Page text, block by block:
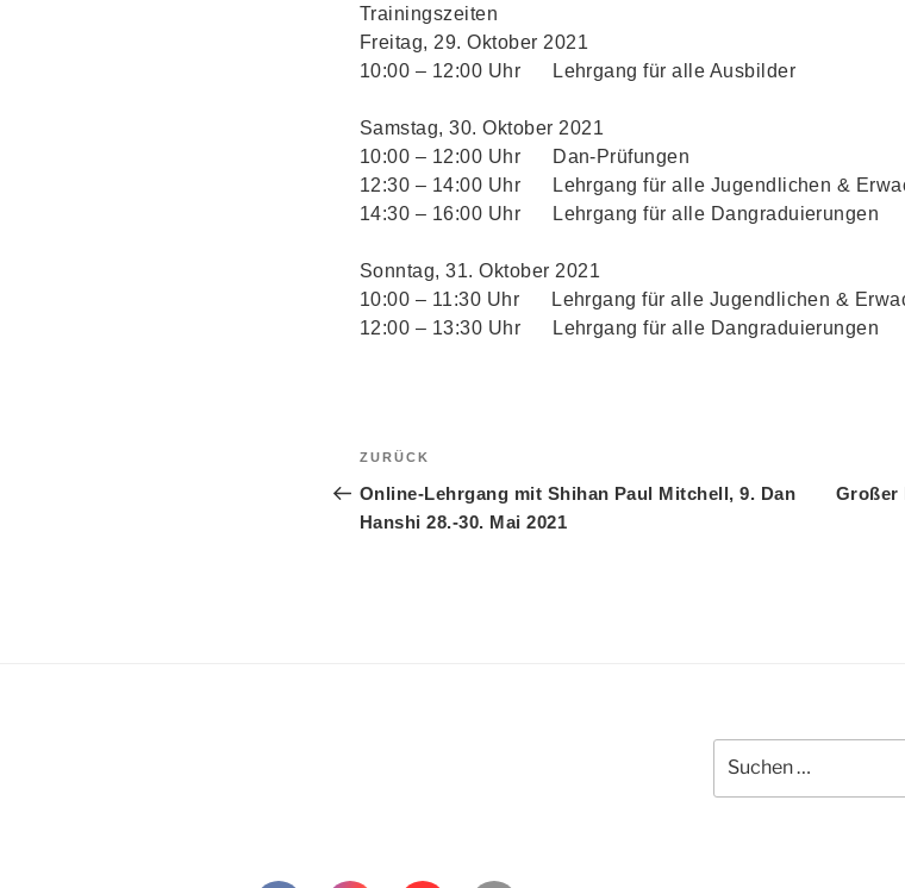
Trainingszeiten
Freitag, 29. Oktober 2021
10:00 – 12:00 Uhr Lehrgang für alle Ausbilder
Samstag, 30. Oktober 2021
10:00 – 12:00 Uhr Dan-Prüfungen
12:30 – 14:00 Uhr Lehrgang für alle Jugendlichen &
14:30 – 16:00 Uhr Lehrgang für alle Dangraduierungen
Sonntag, 31. Oktober 2021
10:00 – 11:30 Uhr Lehrgang für alle Jugendlichen &
12:00 – 13:30 Uhr Lehrgang für alle Dangraduierungen
Beitragsnavigation
Vorheriger
Beitrag
ZURÜCK
Online-Lehrgang mit Shihan Paul Mitchell, 9. Dan
Hanshi 28.-30. Mai 2021
Großer
nach: